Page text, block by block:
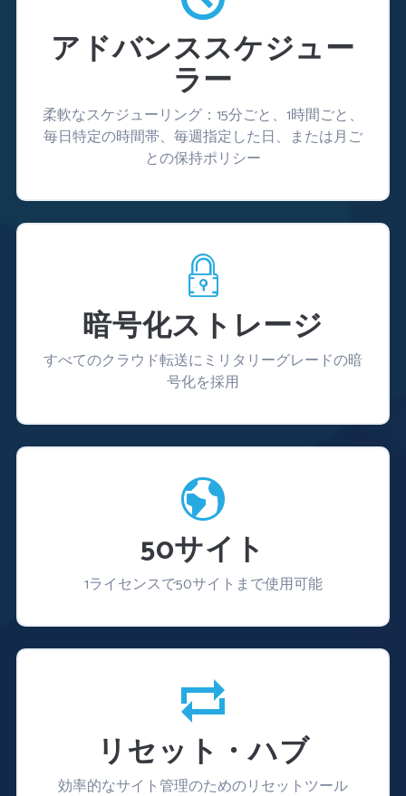
アドバンススケジュー
ラー
柔軟なスケジューリング：15分ごと、1時間ごと、
毎日特定の時間帯、毎週指定した日、または月ご
との保持ポリシー
暗号化ストレージ
すべてのクラウド転送にミリタリーグレードの暗
号化を採用
50サイト
1ライセンスで50サイトまで使用可能
リセット・ハブ
効率的なサイト管理のためのリセットツール